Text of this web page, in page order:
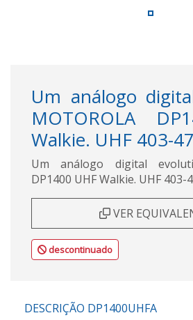
Um análogo
MOTOROLA
Walkie. UHF 403-
Um análogo digital
DP1400 UHF Walkie. UHF 403-
VER
descontinuado
DESCRIÇÃO DP1400UHFA